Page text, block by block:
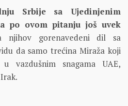
Srbije sa Ujedinjenim
po ovom pitanju još uvek
gorenavedeni dil sa
da samo trećina Miraža koji
vazdušnim snagama UAE,